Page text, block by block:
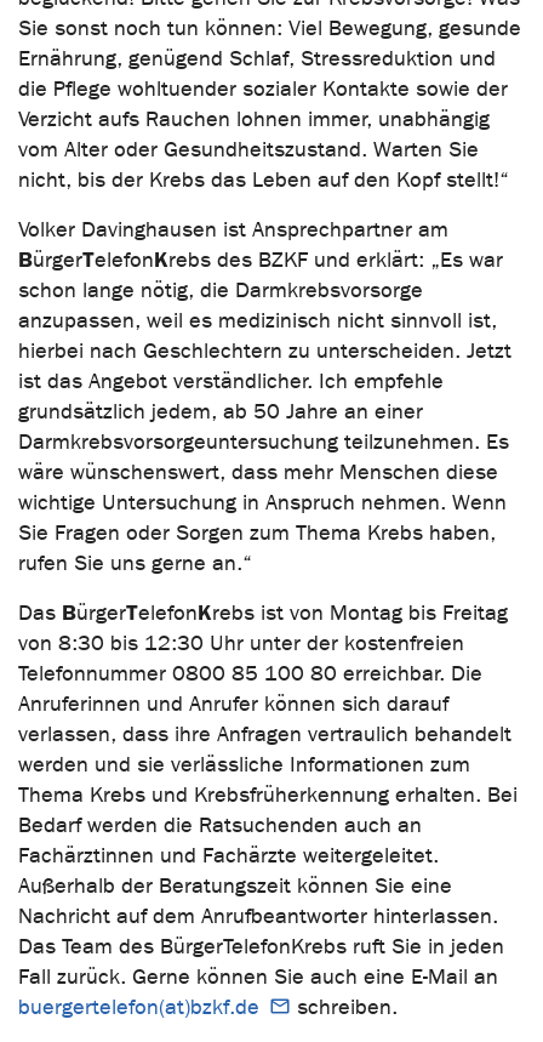
Sie sonst noch tun können: Viel Bewegung, gesunde
Ernährung, genügend Schlaf, Stressreduktion und
die Pflege wohltuender sozialer Kontakte sowie der
Verzicht aufs Rauchen lohnen immer, unabhängig
vom Alter oder Gesundheitszustand. Warten Sie
nicht, bis der Krebs das Leben auf den Kopf stellt!“
Volker Davinghausen ist Ansprechpartner am
BürgerTelefonKrebs des BZKF und erklärt: „Es war
schon lange nötig, die Darmkrebsvorsorge
anzupassen, weil es medizinisch nicht sinnvoll ist,
hierbei nach Geschlechtern zu unterscheiden. Jetzt
ist das Angebot verständlicher. Ich empfehle
grundsätzlich jedem, ab 50 Jahre an einer
Darmkrebsvorsorgeuntersuchung teilzunehmen. Es
wäre wünschenswert, dass mehr Menschen diese
wichtige Untersuchung in Anspruch nehmen. Wenn
Sie Fragen oder Sorgen zum Thema Krebs haben,
rufen Sie uns gerne an.“
Das BürgerTelefonKrebs ist von Montag bis Freitag
von 8:30 bis 12:30 Uhr unter der kostenfreien
Telefonnummer 0800 85 100 80 erreichbar. Die
Anruferinnen und Anrufer können sich darauf
verlassen, dass ihre Anfragen vertraulich behandelt
werden und sie verlässliche Informationen zum
Thema Krebs und Krebsfrüherkennung erhalten. Bei
Bedarf werden die Ratsuchenden auch an
Fachärztinnen und Fachärzte weitergeleitet.
Außerhalb der Beratungszeit können Sie eine
Nachricht auf dem Anrufbeantworter hinterlassen.
Das Team des BürgerTelefonKrebs ruft Sie in jeden
Fall zurück. Gerne können Sie auch eine E-Mail an
buergertelefon(at)bzkf.de
schreiben.